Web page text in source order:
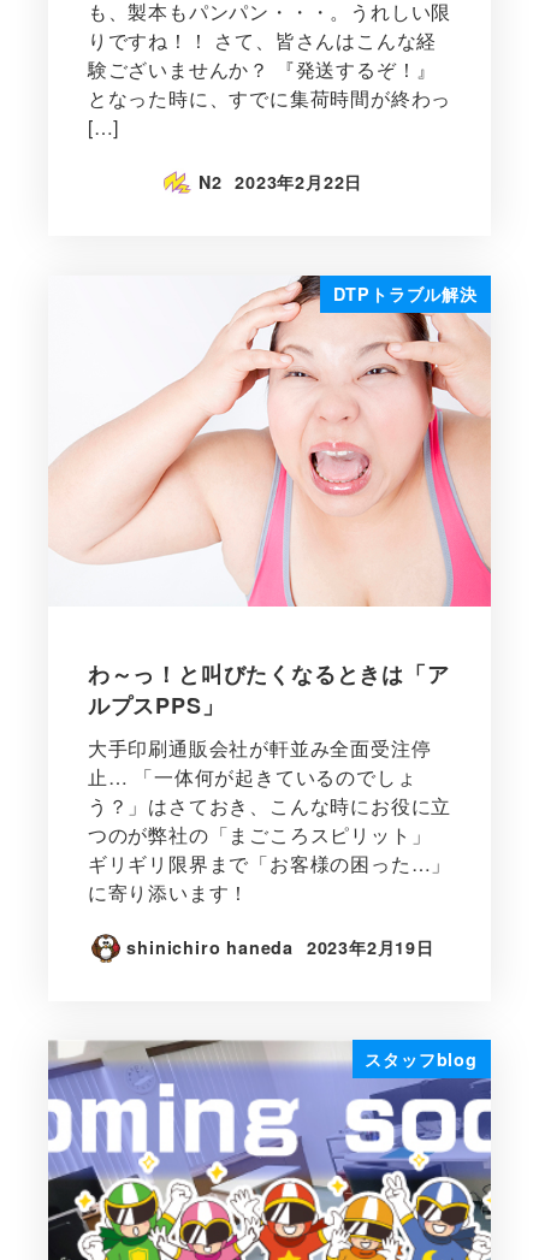
も、製本もパンパン・・・。うれしい限
りですね！！ さて、皆さんはこんな経
験ございませんか？ 『発送するぞ！』
となった時に、すでに集荷時間が終わっ
[…]
N2 2023年2月22日
DTPトラブル解決
わ～っ！と叫びたくなるときは「ア
ルプスPPS」
大手印刷通販会社が軒並み全面受注停
止… 「一体何が起きているのでしょ
う？」はさておき、こんな時にお役に立
つのが弊社の「まごころスピリット」
ギリギリ限界まで「お客様の困った…」
に寄り添います！
shinichiro haneda 2023年2月19日
スタッフblog